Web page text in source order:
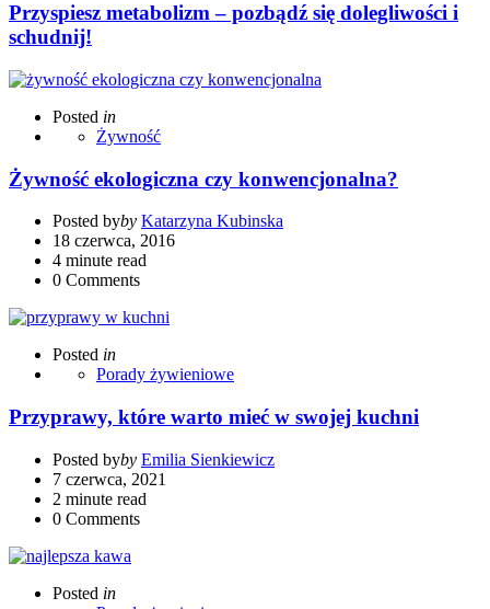
Przyspiesz metabolizm – pozbądź się dolegliwości i
schudnij!
Posted in
Żywność
Żywność ekologiczna czy konwencjonalna?
Posted byby Katarzyna Kubinska
18 czerwca, 2016
4 minute read
0 Comments
Posted in
Porady żywieniowe
Przyprawy, które warto mieć w swojej kuchni
Posted byby Emilia Sienkiewicz
7 czerwca, 2021
2 minute read
0 Comments
Posted in